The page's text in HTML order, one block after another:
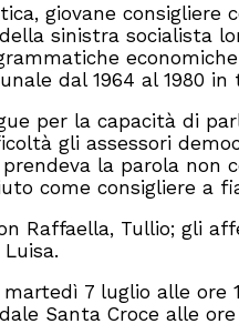
giovane consigliere
sinistra socialista
dal 1964 al 1980
per la capacità di
gli assessori
la parola non
come consigliere a
Raffaella, Tullio; gli
7 luglio alle ore
Santa Croce alle ore